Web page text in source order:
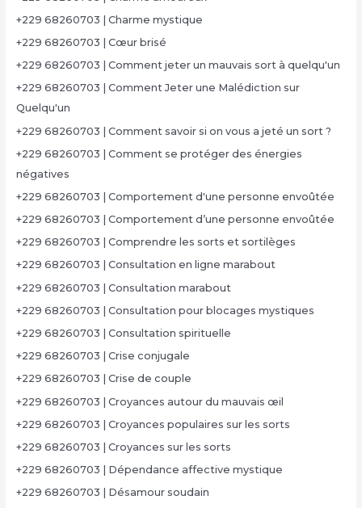
+229 68260703 | Charme mystique
+229 68260703 | Cœur brisé
+229 68260703 | Comment jeter un mauvais sort à quelqu'un
+229 68260703 | Comment Jeter une Malédiction sur
Quelqu'un
+229 68260703 | Comment savoir si on vous a jeté un sort ?
+229 68260703 | Comment se protéger des énergies
négatives
+229 68260703 | Comportement d'une personne envoûtée
+229 68260703 | Comportement d’une personne envoûtée
+229 68260703 | Comprendre les sorts et sortilèges
+229 68260703 | Consultation en ligne marabout
+229 68260703 | Consultation marabout
+229 68260703 | Consultation pour blocages mystiques
+229 68260703 | Consultation spirituelle
+229 68260703 | Crise conjugale
+229 68260703 | Crise de couple
+229 68260703 | Croyances autour du mauvais œil
+229 68260703 | Croyances populaires sur les sorts
+229 68260703 | Croyances sur les sorts
+229 68260703 | Dépendance affective mystique
+229 68260703 | Désamour soudain